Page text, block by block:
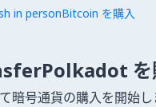
in personBitcoin を購入
を
暗号通貨の購入を開始し